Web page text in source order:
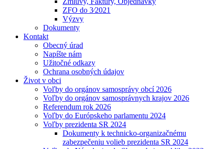
ZFO do 3⁄2021
Výzvy
Dokumenty
Kontakt
Obecný úrad
Napíšte nám
Užitočné odkazy
Ochrana osobných údajov
Život v obci
Voľby do orgánov samosprávy obcí 2026
Voľby do orgánov samosprávnych krajov 2026
Referendum rok 2026
Voľby do Európskeho parlamentu 2024
Voľby prezidenta SR 2024
Dokumenty k technicko-organizačnému
zabezpečeniu volieb prezidenta SR 2024